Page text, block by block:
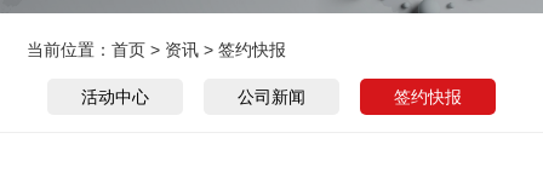
当前位置：首页 > 资讯 >签约快报
活动中心 公司新闻 签约快报